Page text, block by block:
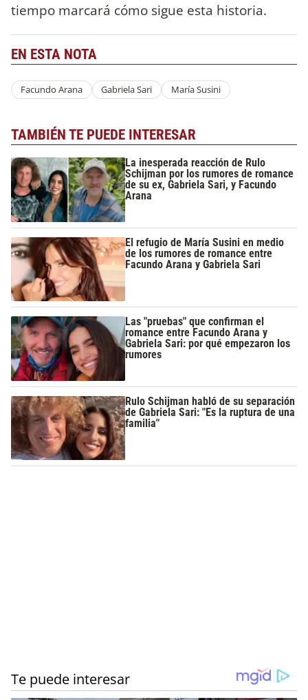
tiempo marcará cómo sigue esta historia.
EN ESTA NOTA
Facundo Arana Gabriela Sari María Susini
TAMBIÉN TE PUEDE INTERESAR
La inesperada reacción de Rulo
Schijman por los rumores de romance
de su ex, Gabriela Sari, y Facundo
Arana
El refugio de María Susini en medio
de los rumores de romance entre
Facundo Arana y Gabriela Sari
Las "pruebas" que confirman el
romance entre Facundo Arana y
Gabriela Sari: por qué empezaron los
rumores
Rulo Schijman habló de su separación
de Gabriela Sari: "Es la ruptura de una
familia"